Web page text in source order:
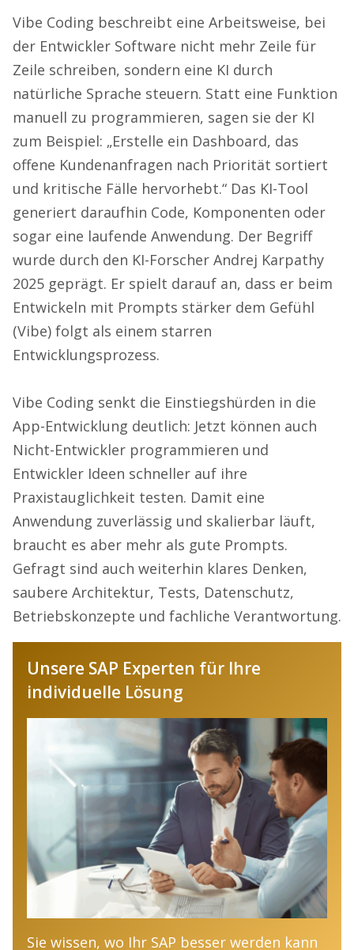
Vibe Coding beschreibt eine Arbeitsweise, bei
der Entwickler Software nicht mehr Zeile für
Zeile schreiben, sondern eine KI durch
natürliche Sprache steuern. Statt eine Funktion
manuell zu programmieren, sagen sie der KI
zum Beispiel: „Erstelle ein Dashboard, das
offene Kundenanfragen nach Priorität sortiert
und kritische Fälle hervorhebt.“ Das KI-Tool
generiert daraufhin Code, Komponenten oder
sogar eine laufende Anwendung. Der Begriff
wurde durch den KI-Forscher Andrej Karpathy
2025 geprägt. Er spielt darauf an, dass er beim
Entwickeln mit Prompts stärker dem Gefühl
(Vibe) folgt als einem starren
Entwicklungsprozess.
Vibe Coding senkt die Einstiegshürden in die
App-Entwicklung deutlich: Jetzt können auch
Nicht-Entwickler programmieren und
Entwickler Ideen schneller auf ihre
Praxistauglichkeit testen. Damit eine
Anwendung zuverlässig und skalierbar läuft,
braucht es aber mehr als gute Prompts.
Gefragt sind auch weiterhin klares Denken,
saubere Architektur, Tests, Datenschutz,
Betriebskonzepte und fachliche Verantwortung.
Unsere SAP Experten für Ihre
individuelle Lösung
Sie wissen, wo Ihr SAP besser werden kann